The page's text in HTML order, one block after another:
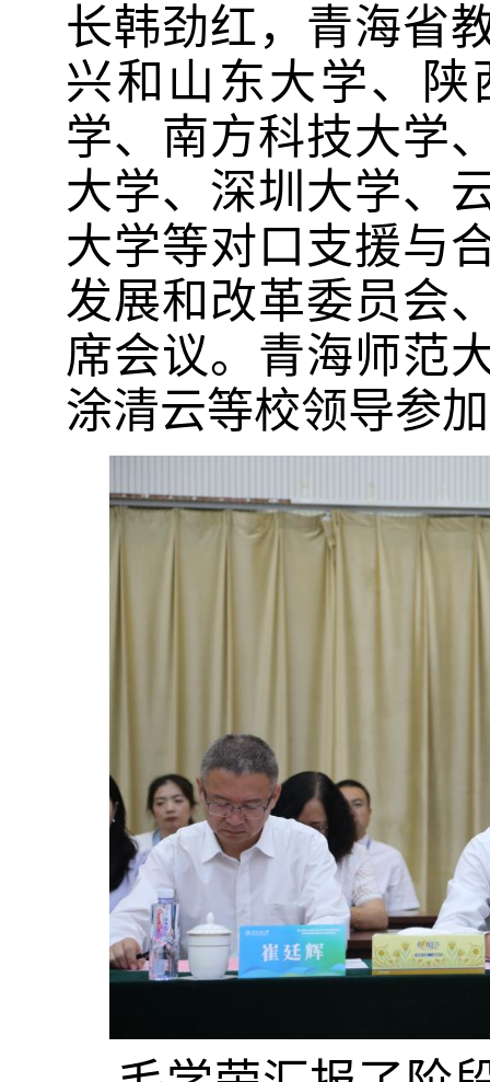
长韩劲红，青海省
兴和山东大学、
学、南方科技大学
大学、深圳大学、
大学等对口支援与
发展和改革委员会
席会议。青海师范
涂清云等校领导参